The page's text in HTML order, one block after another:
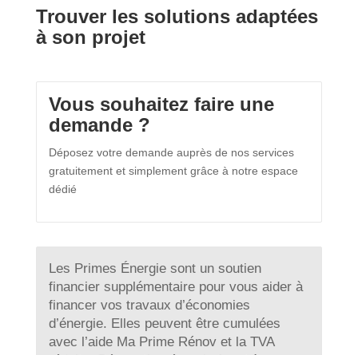
Trouver les solutions adaptées
à son projet
Vous souhaitez faire une
demande ?
Déposez votre demande auprès de nos services
gratuitement et simplement grâce à notre espace
dédié
Les Primes Énergie sont un soutien
financier supplémentaire pour vous aider à
financer vos travaux d’économies
d’énergie. Elles peuvent être cumulées
avec l’aide Ma Prime Rénov et la TVA